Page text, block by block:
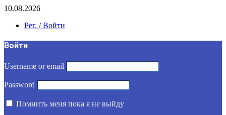
10.08.2026
Рег. / Войти
Войти
Username or email
Password
Помнить меня пока я не выйду